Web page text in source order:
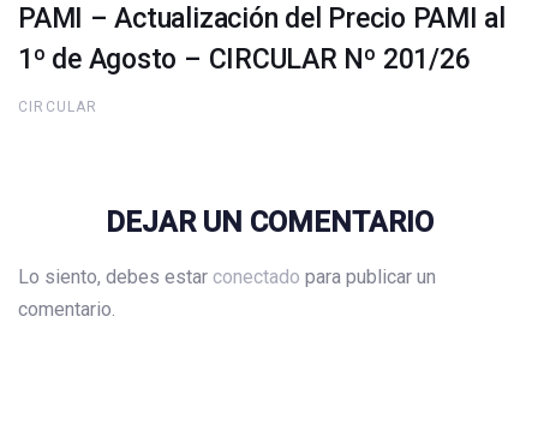
PAMI – Actualización del Precio PAMI al
1º de Agosto – CIRCULAR Nº 201/26
CIRCULAR
DEJAR UN COMENTARIO
Lo siento, debes estar conectado para publicar un
comentario.